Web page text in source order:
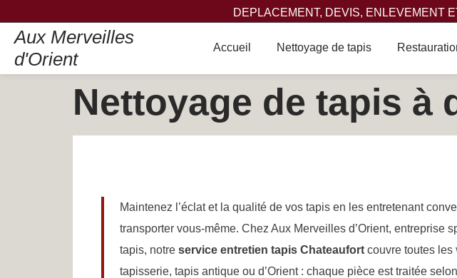
DEPLACEMENT, DEVIS, ENLEVEMENT
Aux Merveilles
d'Orient
Accueil Nettoyage de tapis
Nettoyage de tapis à
Maintenez l’éclat et la qualité de vos tapis en les entretenant
transporter vous-même. Chez Aux Merveilles d’Orient, entreprise
tapis, notre service entretien tapis Chateaufort couvre toutes les
tapisserie, tapis antique ou d’Orient : chaque pièce est traitée